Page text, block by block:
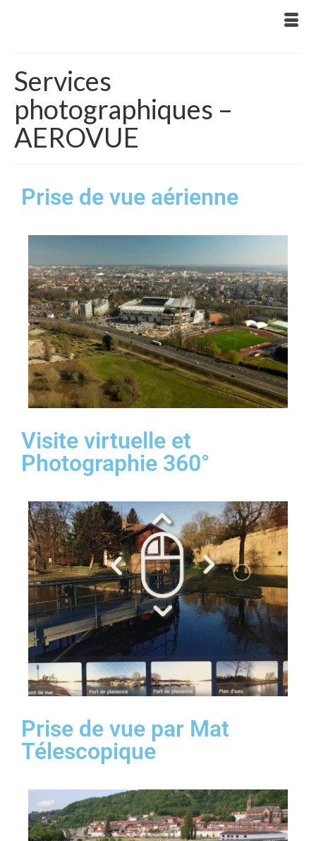
Services
photographiques –
AEROVUE
Prise de vue aérienne
Visite virtuelle et
Photographie 360°
Prise de vue par Mat
Télescopique